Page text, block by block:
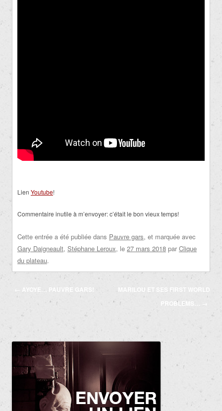
Lien Youtube!
Commentaire inutile à m’envoyer: c’était le bon vieux temps!
Cette entrée a été publiée dans Pauvre gars, et marquée avec
Gary Daigneault, Stéphane Leroux, le 27 mars 2018 par Clique
du plateau.
Navigation
articles
← AYOYE… PAUVRE GARS!
MARILOU ET SES FIRST WORLD
PROBLEMS…
→